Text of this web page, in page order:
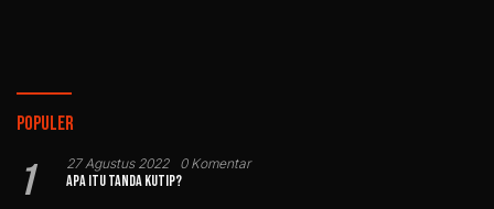
Populer
1 27 Agustus 2022 0 Komentar
Apa Itu Tanda Kutip?